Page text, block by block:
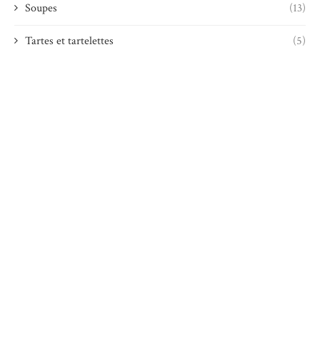
Soupes (13)
Tartes et tartelettes (5)